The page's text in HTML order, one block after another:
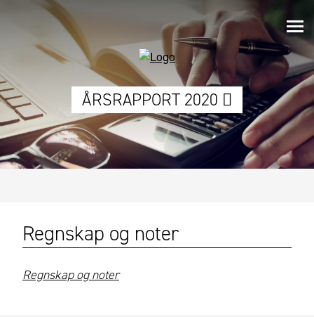
ÅRSRAPPORT 2020
Regnskap og noter
Regnskap og noter